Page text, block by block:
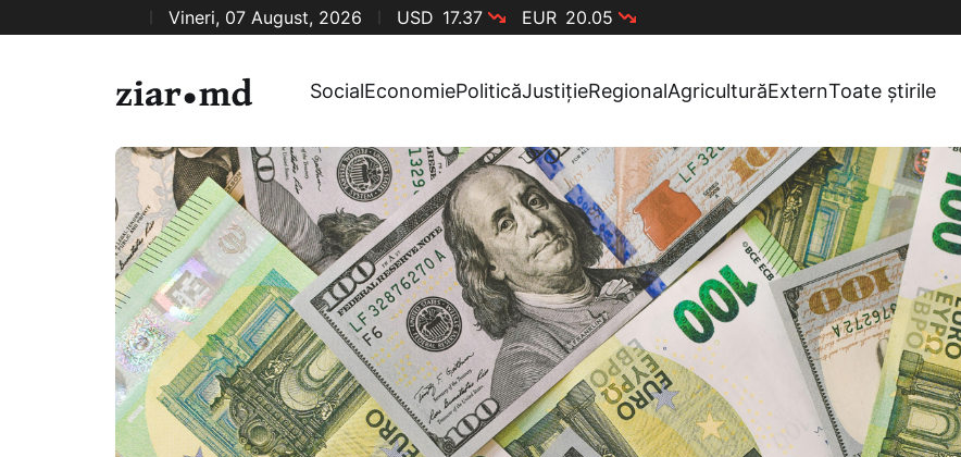
Vineri, 07 August, 2026 USD 17.37 EUR 20.05
SocialEconomiePoliticăJustițieRegionalAgriculturăExternToate știrile